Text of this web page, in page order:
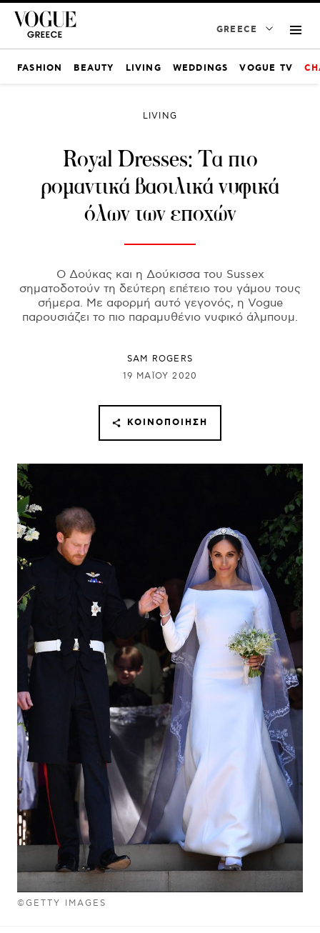
GREECE
FASHION BEAUTY LIVING WEDDINGS VOGUE TV
©GETTY IMAGES
LIVING
Royal Dresses: Τα πιο
ρομαντικά βασιλικά νυφικά
όλων των εποχών
Ο Δούκας και η Δούκισσα του Sussex
σηματοδοτούν τη δεύτερη επέτειο του γάμου τους
σήμερα. Με αφορμή αυτό γεγονός, η Vogue
παρουσιάζει το πιο παραμυθένιο νυφικό άλμπουμ.
SAM ROGERS
19 ΜΑΪ́ΟΥ 2020
ΚΟΙΝΟΠΟΊΗΣΗ